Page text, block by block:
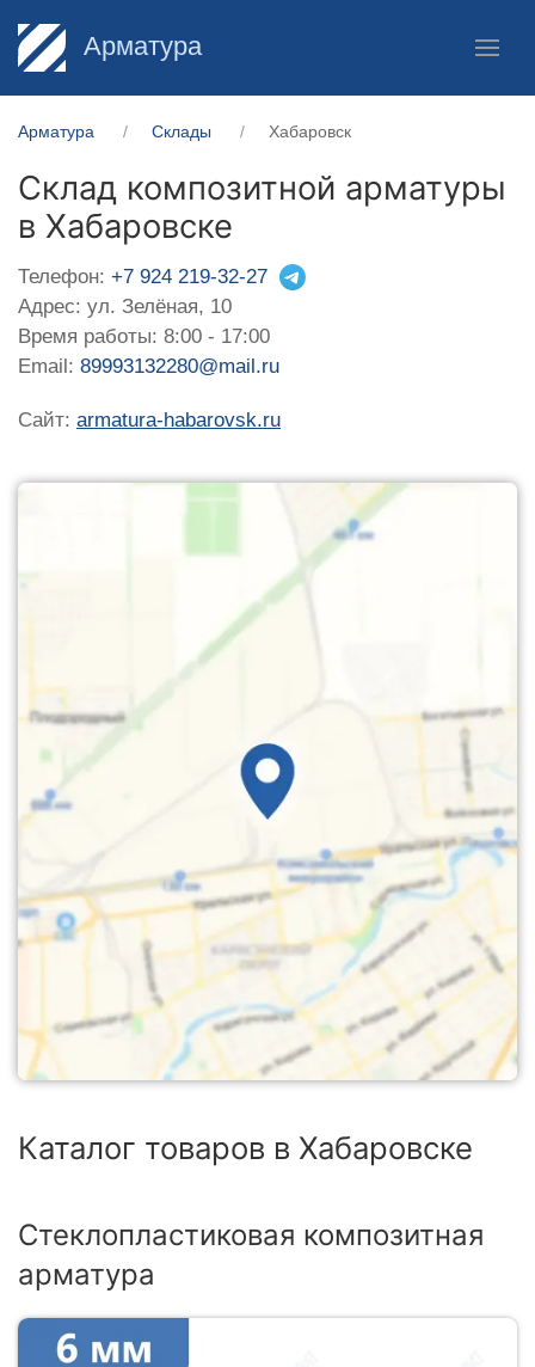
Арматура
Арматура Склады Хабаровск
Склад композитной арматуры
в Хабаровске
Телефон: +7 924 219-32-27
Адрес: ул. Зелёная, 10
Время работы: 8:00 - 17:00
Email: 89993132280@mail.ru
Сайт: armatura-habarovsk.ru
Каталог товаров в Хабаровске
Стеклопластиковая композитная
арматура